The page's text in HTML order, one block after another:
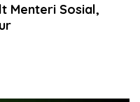
Menteri Sosial,